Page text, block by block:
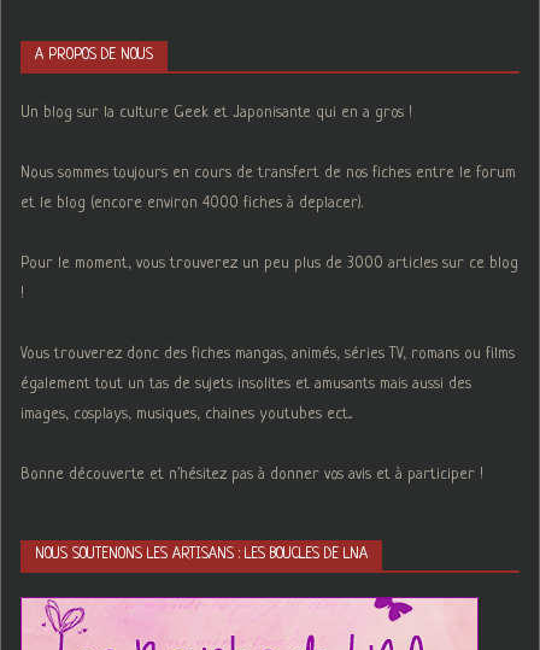
A PROPOS DE NOUS
Un blog sur la culture Geek et Japonisante qui en a gros !
Nous sommes toujours en cours de transfert de nos fiches entre le forum
et le blog (encore environ 4000 fiches à deplacer).
Pour le moment, vous trouverez un peu plus de 3000 articles sur ce blog
!
Vous trouverez donc des fiches mangas, animés, séries TV, romans ou films
également tout un tas de sujets insolites et amusants mais aussi des
images, cosplays, musiques, chaines youtubes ect...
Bonne découverte et n'hésitez pas à donner vos avis et à participer !
NOUS SOUTENONS LES ARTISANS : LES BOUCLES DE LNA